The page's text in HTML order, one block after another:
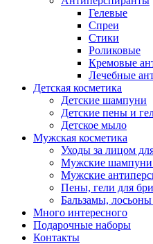
Гелевые
Спреи
Стики
Роликовые
Кремовые
Лечебные
Детская косметика
Детские шампуни
Детские пены и
Детское мыло
Мужская косметика
Уходы за лицом
Мужские шампуни
Мужские
Пены, гели для
Бальзамы, лосьоны
Много интересного
Подарочные наборы
Контакты